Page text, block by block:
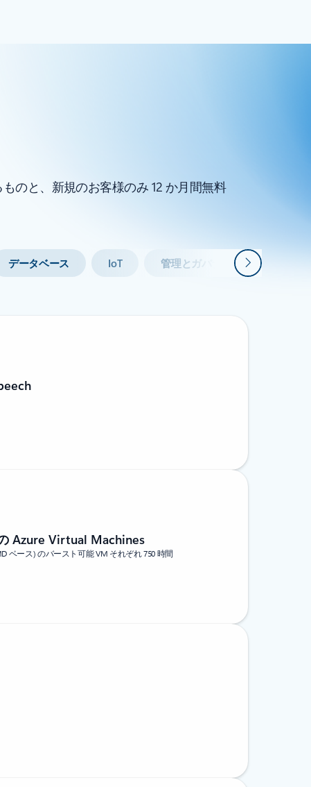
のと、新規のお客様のみ 12 か月間無料
データベース IoT 管理とガバナンス 次
Azure Virtual Machines
ベース) のバースト可能 VM それぞれ 750 時間